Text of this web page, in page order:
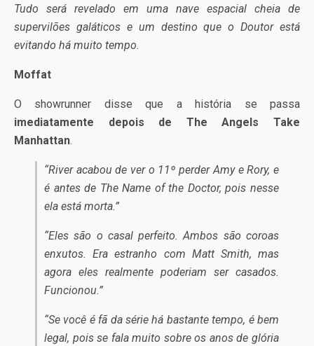
Tudo será revelado em uma nave espacial cheia de
supervilões galáticos e um destino que o Doutor está
evitando há muito tempo.
Moffat
O showrunner disse que a história se passa
imediatamente depois de The Angels Take
Manhattan.
“River acabou de ver o 11º perder Amy e Rory, e
é antes de The Name of the Doctor, pois nesse
ela está morta.”
“Eles são o casal perfeito. Ambos são coroas
enxutos. Era estranho com Matt Smith, mas
agora eles realmente poderiam ser casados.
Funcionou.”
“Se você é fã da série há bastante tempo, é bem
legal, pois se fala muito sobre os anos de glória